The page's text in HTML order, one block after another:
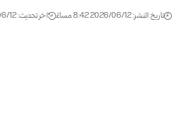
تاريخ النشر: 2026/06/12 8:42 مساءً اخر تحديث: 2026/06/12 8:42 مساءً